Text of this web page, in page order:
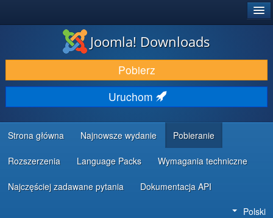
DODATKI I ROZSZERZENIA
ODKRYJ & POZNAJ
SPOŁECZNOŚĆ & WSPARCIE
ZASOBY DLA PROGRAMISTÓW
Joomla! Downloads
Pobierz
Uruchom
Strona główna Najnowsze wydanie Pobieranie
Rozszerzenia Language Packs Wymagania techniczne
Najczęściej zadawane pytania Dokumentacja API
Polski